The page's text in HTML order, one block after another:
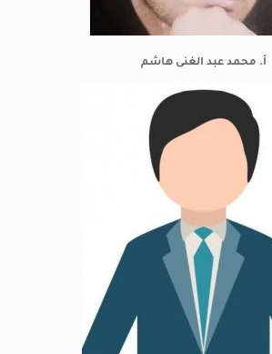
أ. محمد عبد الغنى هاشم